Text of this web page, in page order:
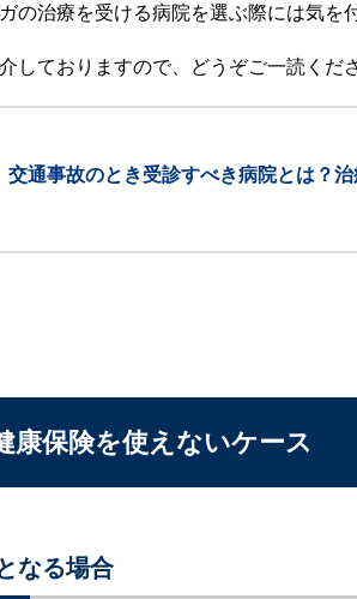
の治療を受ける病院を選ぶ際には気を
しておりますので、どうぞご一読くだ
交通事故のとき受診すべき病院とは？
康保険を使えないケース
なる場合